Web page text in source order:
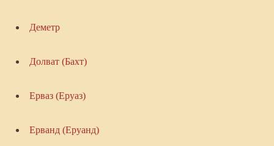
Деметр
Долват (Бахт)
Ерваз (Еруаз)
Ерванд (Еруанд)